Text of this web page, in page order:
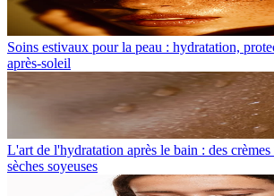
Soins estivaux pour la peau : hydratation,
après-soleil
L'art de l'hydratation après le bain : des
sèches soyeuses